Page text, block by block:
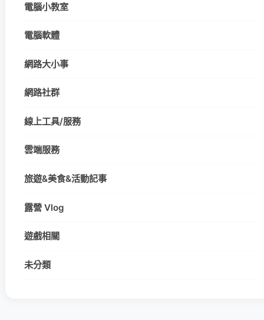
電腦小教室
電腦軟體
網路大小事
網路社群
線上工具/服務
雲端服務
旅遊&美食&活動記事
露營 Vlog
遊戲相關
未分類